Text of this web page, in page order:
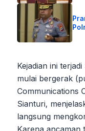
Kejadian ini
mulai bergerak
Communications
Sianturi,
langsung
Karena ancaman